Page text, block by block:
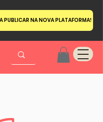
PUBLICAR NA NOVA PLATAFORMA!